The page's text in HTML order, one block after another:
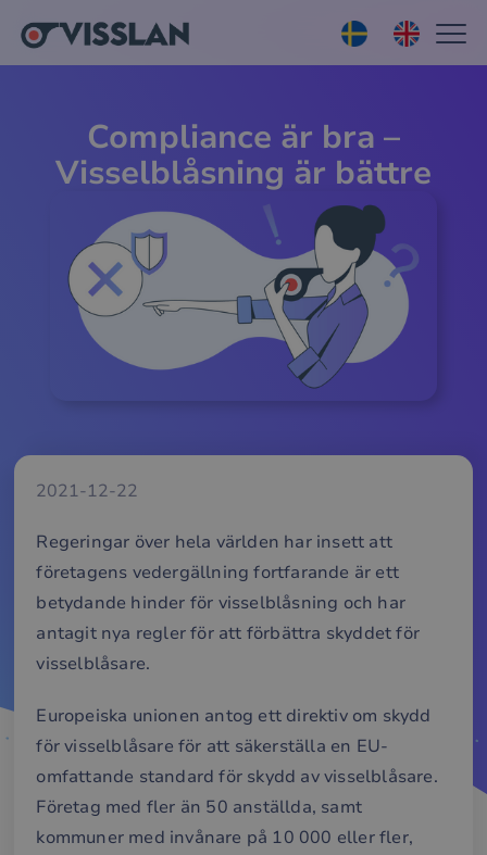
Compliance är bra –
Visselblåsning är bättre
2021-12-22
Regeringar över hela världen har insett att
företagens vedergällning fortfarande är ett
betydande hinder för visselblåsning och har
antagit nya regler för att förbättra skyddet för
visselblåsare.
Europeiska unionen antog ett direktiv om skydd
för visselblåsare för att säkerställa en EU-
omfattande standard för skydd av visselblåsare.
Företag med fler än 50 anställda, samt
kommuner med invånare på 10 000 eller fler,